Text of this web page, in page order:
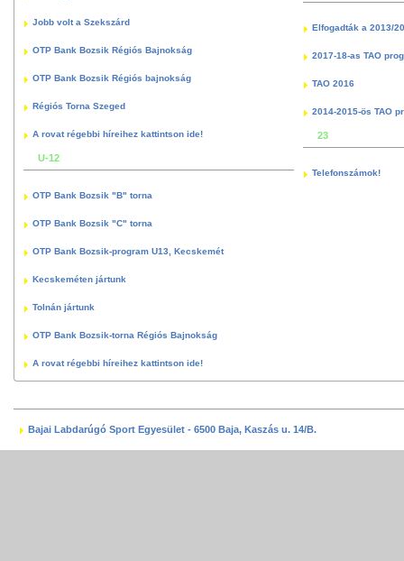
Jobb volt a Szekszárd
OTP Bank Bozsik Régiós Bajnokság
OTP Bank Bozsik Régiós bajnokság
Régiós Torna Szeged
A rovat régebbi híreihez kattintson ide!
U-12
OTP Bank Bozsik "B" torna
OTP Bank Bozsik "C" torna
OTP Bank Bozsik-program U13, Kecskemét
Kecskeméten jártunk
Tolnán jártunk
OTP Bank Bozsik-torna Régiós Bajnokság
A rovat régebbi híreihez kattintson ide!
Elfogadták a 2013/
2017-18-as TAO
TAO 2016
2014-2015-ös TAO
23
Telefonszámok!
Bajai Labdarúgó Sport Egyesület - 6500 Baja, Kaszás u. 14/B.